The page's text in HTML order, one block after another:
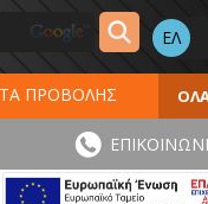
ΠΡΟΒΟΛΗΣ
ΕΚΤΥΠΩΣΕΙΣ
- ΕΤΙΚΕΤΕΣ